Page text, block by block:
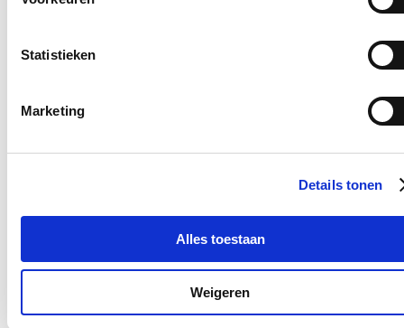
Statistieken
Marketing
Details tonen
Alles toestaan
Weigeren
bovenstaand e-mailadres.
Nieuws
voor Lekkers